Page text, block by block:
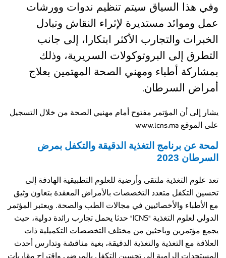
وفي هذا السياق سيتم تنظيم ندوات وورشات
عمل وموائد مستديرة لإثراء النقاش وتبادل
الخبرات والتجارب الأكثر ابتكارا، إلى جانب
التطرق إلى البروتوكولات السريرية، وذلك
بمشاركة أطباء ومهني الصحة المهتمين بعلاج
أمراض السرطان.
يشار إلى أن المؤتمر مفتوح أمام مهنيي الصحة من خلال التسجيل
على الموقع www.icns.ma
لمحة عن برنامج التغذية الدقيقة والتكفل بمرض
السرطان 2023
تعد علوم التغذية ملتقى وأرضية للعلوم التطبيقية الهادفة إلى
تحسين التكفل متعدد التخصصات بالأمراض المعقدة بتعاون وثيق
مع الأطباء والأخصائيين في مجالات الطب والصحة. ويعتبر المؤتمر
الدولي لعلوم التغذية "ICNS" حدثا يحمل تجارب رائدة دولية، حيث
يجمع مؤتمرين وباحثين من مختلف التخصصات التكميلية ذات
العلاقة مع التغذية والتغذية الدقيقة، بغية مناقشة وتدارس أحدث
المستجدات الرامية إلى تحسين التكفل بالمرضى واقتراح مقاربات